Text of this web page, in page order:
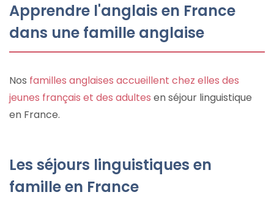
Apprendre l'anglais en France
dans une famille anglaise
Nos familles anglaises accueillent chez elles des
jeunes français et des adultes en séjour linguistique
en France.
Les séjours linguistiques en
famille en France